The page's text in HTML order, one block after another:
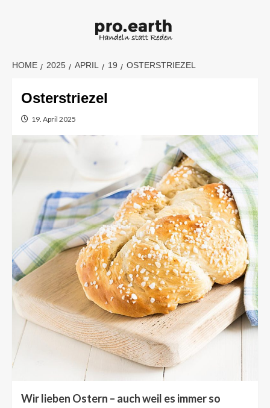
HOME 2025 APRIL 19 OSTERSTRIEZEL
Osterstriezel
19. April 2025
Wir lieben Ostern – auch weil es immer so